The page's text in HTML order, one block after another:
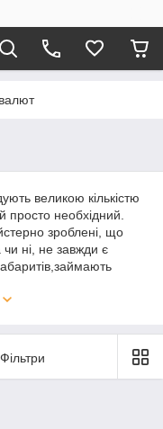
великою кількістю
необхідний.
зроблені, що
ні, не завжди є
і ми
Фільтри